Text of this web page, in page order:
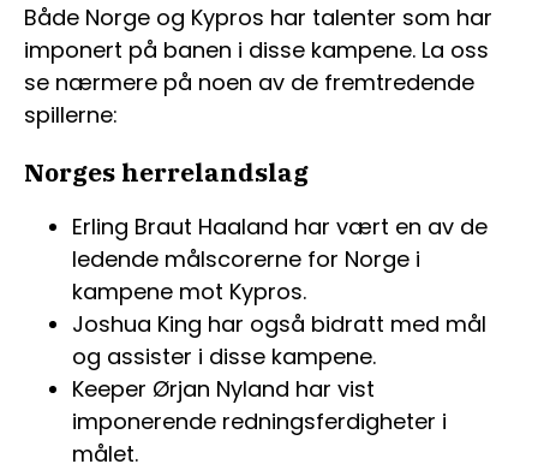
Både Norge og Kypros har talenter som har
imponert på banen i disse kampene. La oss
se nærmere på noen av de fremtredende
spillerne:
Norges herrelandslag
Erling Braut Haaland har vært en av de
ledende målscorerne for Norge i
kampene mot Kypros.
Joshua King har også bidratt med mål
og assister i disse kampene.
Keeper Ørjan Nyland har vist
imponerende redningsferdigheter i
målet.